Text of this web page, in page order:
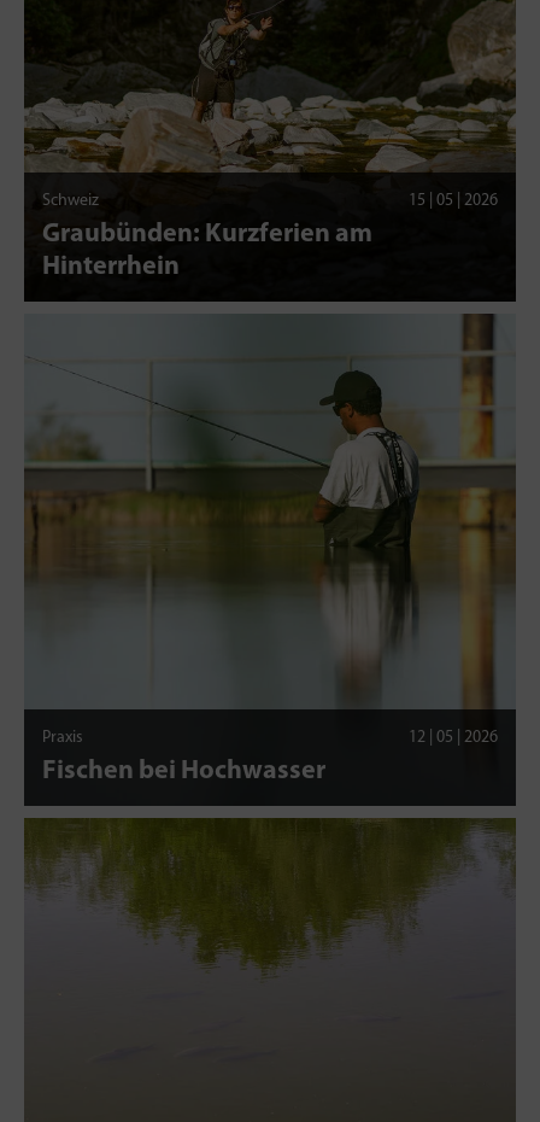
Schweiz 15 | 05 | 2026
Graubünden: Kurzferien am
Hinterrhein
Praxis 12 | 05 | 2026
Fischen bei Hochwasser